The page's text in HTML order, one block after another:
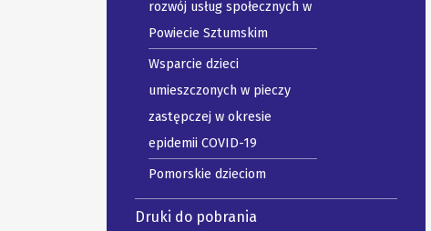
rozwój usług społecznych w
Powiecie Sztumskim
Wsparcie dzieci
umieszczonych w pieczy
zastępczej w okresie
epidemii COVID-19
Pomorskie dzieciom
Druki do pobrania